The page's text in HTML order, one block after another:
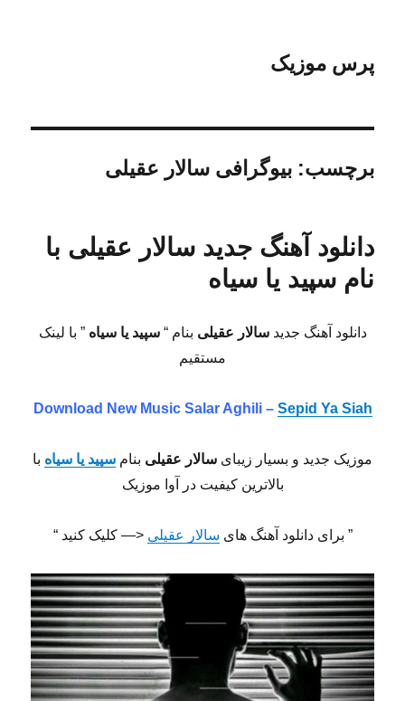
پرس موزیک
برچسب:بیوگرافی سالار عقیلی
دانلود آهنگ جدید سالار عقیلی با
نام سپید یا سیاه
دانلود آهنگ جدید سالار عقیلی بنام “ سپید یا سیاه” با لینک
مستقیم
Download New Music Salar Aghili – Sepid Ya Siah
موزیک جدید و بسیار زیبای سالار عقیلی بنام سپید یا سیاه با
بالاترین کیفیت در آوا موزیک
” برای دانلود آهنگ های سالار عقیلی <— کلیک کنید “